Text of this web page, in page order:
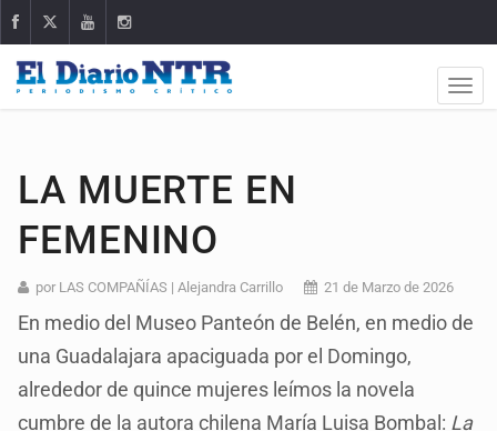
LA MUERTE EN
FEMENINO
por LAS COMPAÑÍAS | Alejandra Carrillo 21 de Marzo de 2026
En medio del Museo Panteón de Belén, en medio de
una Guadalajara apaciguada por el Domingo,
alrededor de quince mujeres leímos la novela
cumbre de la autora chilena María Luisa Bombal: La